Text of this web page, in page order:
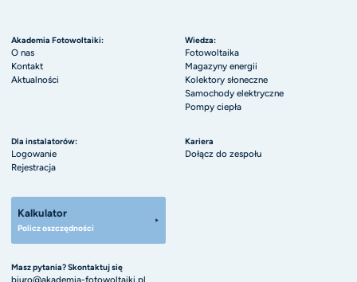
Akademia Fotowoltaiki:
O nas
Kontakt
Aktualności
Wiedza:
Fotowoltaika
Magazyny energii
Kolektory słoneczne
Samochody elektryczne
Pompy ciepła
Dla instalatorów:
Logowanie
Rejestracja
Kariera
Dołącz do zespołu
Kalkulator
Policz oszczędności
Masz pytania? Skontaktuj się
biuro@akademia-fotowoltaiki.pl